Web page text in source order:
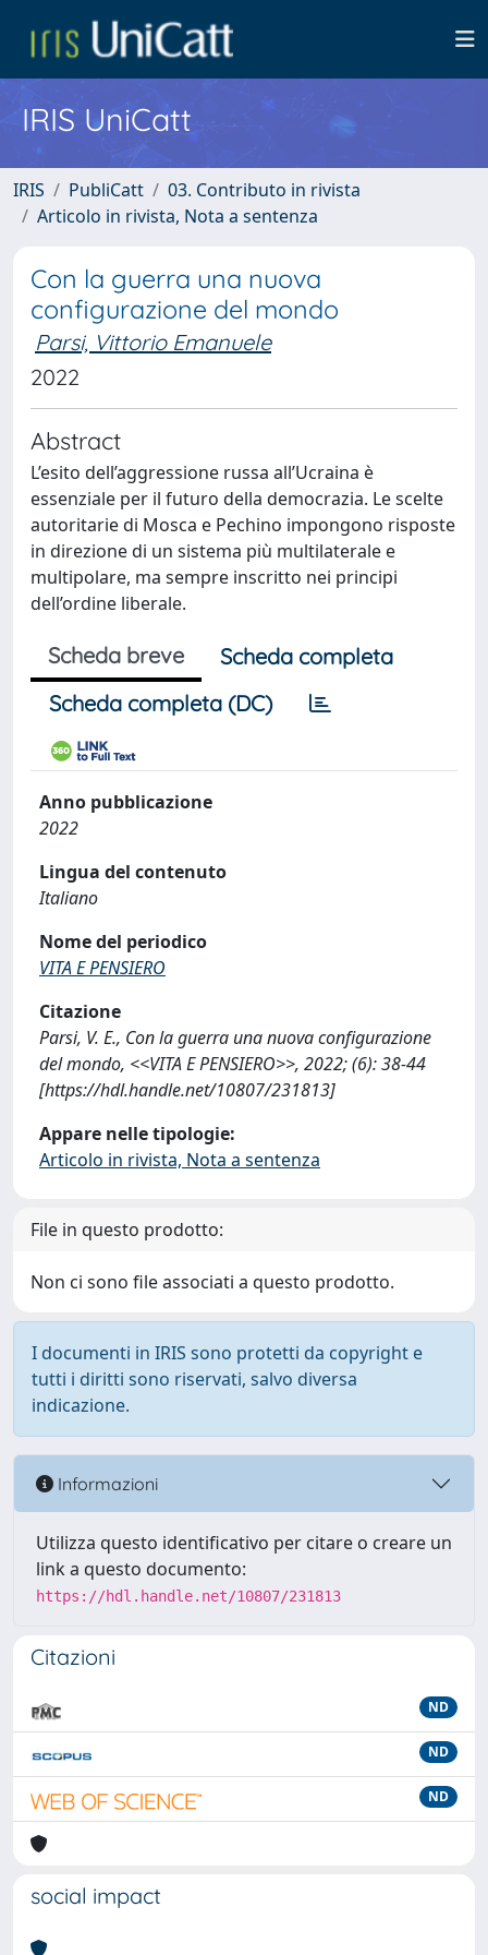
IRIS UniCatt
IRIS PubliCatt
03. Contributo in rivista
Articolo in rivista, Nota a sentenza
Con la guerra una nuova
configurazione del mondo
Parsi, Vittorio Emanuele
2022
Abstract
L’esito dell’aggressione russa all’Ucraina è
essenziale per il futuro della democrazia. Le scelte
autoritarie di Mosca e Pechino impongono risposte
in direzione di un sistema più multilaterale e
multipolare, ma sempre inscritto nei principi
dell’ordine liberale.
Scheda breve
Scheda completa
Scheda completa (DC)
Anno pubblicazione
2022
Lingua del contenuto
Italiano
Nome del periodico
VITA E PENSIERO
Citazione
Parsi, V. E., Con la guerra una nuova configurazione
del mondo, <<VITA E PENSIERO>>, 2022; (6): 38-44
[https://hdl.handle.net/10807/231813]
Appare nelle tipologie:
Articolo in rivista, Nota a sentenza
File in questo prodotto:
Non ci sono file associati a questo prodotto.
I documenti in IRIS sono protetti da copyright e
tutti i diritti sono riservati, salvo diversa
indicazione.
Informazioni
Utilizza questo identificativo per citare o creare un
link a questo documento:
https://hdl.handle.net/10807/231813
Citazioni
ND
ND
ND
social impact